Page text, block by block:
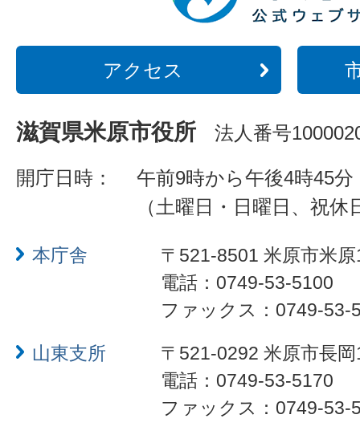
アクセス
滋賀県米原市役所 法人番号
開庁日時：
午前9時から午後4時45分
（土曜日・日曜日、祝
本庁舎
〒521-8501 米原市米
電話：0749-53-5100
ファックス：0749-53-
山東支所
〒521-0292 米原市長
電話：0749-53-5170
ファックス：0749-53-